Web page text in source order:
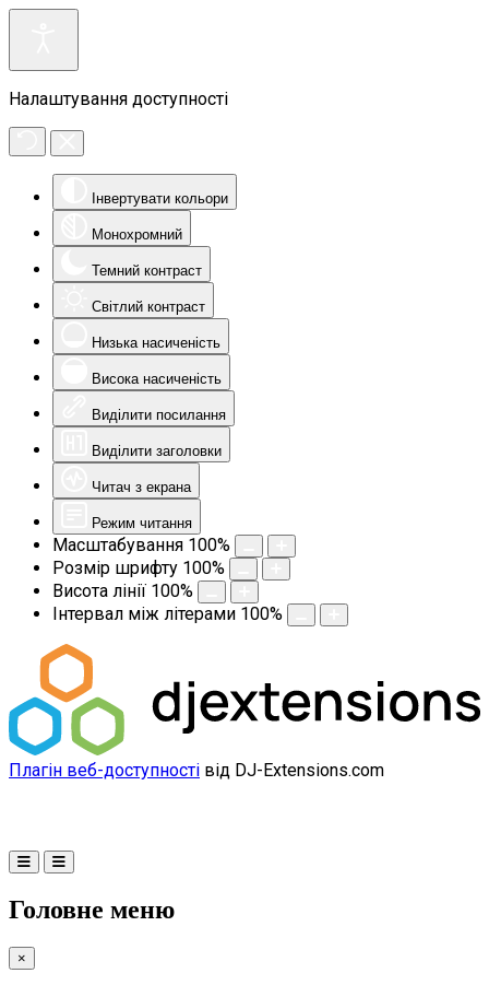
Налаштування доступності
Інвертувати кольори
Монохромний
Темний контраст
Світлий контраст
Низька насиченість
Висока насиченість
Виділити посилання
Виділити заголовки
Читач з екрана
Режим читання
Масштабування 100%
Розмір шрифту 100%
Висота лінії 100%
Інтервал між літерами 100%
Плагін веб-доступності від DJ-Extensions.com
Головне меню
×